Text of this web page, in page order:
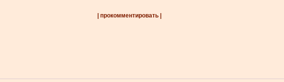
| прокомментировать |